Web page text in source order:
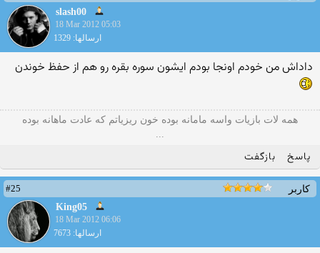
slash00
18 Mar 2012 05:03
ارسالها: 1329
داداش من خودم اونجا بودم ايشون سوره بقره رو هم از حفظ خوندن
همه لات بازیات واسه مامانه بوده خون ریزیاتم که عادت ماهانه بوده
...
پاسخ بازگفت
کاربر
#25
King05
18 Mar 2012 06:06
ارسالها: 7673